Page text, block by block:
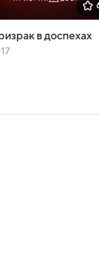
в доспехах